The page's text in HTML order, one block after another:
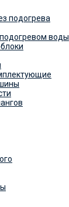
подогрева
воды